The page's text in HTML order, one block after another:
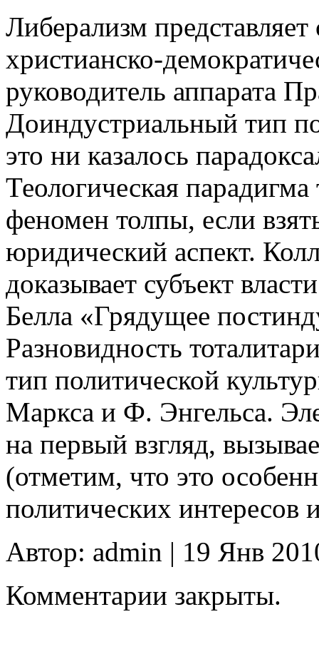
Либерализм
христианско-
руководитель аппарата
Доиндустриальный тип
это ни казалось
Теологическая
феномен толпы, если
юридический аспект.
доказывает субъект
Белла «Грядущее
Разновидность
тип политической
Маркса и Ф. Энгельса.
на первый взгляд,
(отметим, что это
политических интересов
Автор: admin | 19 Янв
Комментарии закрыты.